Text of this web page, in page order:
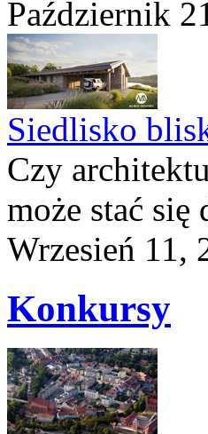
Październik
Siedlisko
Czy
może stać
Wrzesień 11,
Konkursy